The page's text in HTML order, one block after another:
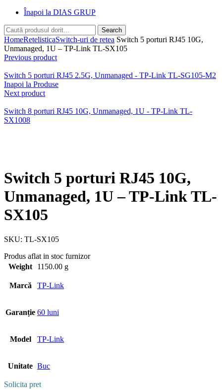
Înapoi la DIAS GRUP
Search
HomeRetelisticaSwitch-uri de retea Switch 5 porturi RJ45 10G,
Unmanaged, 1U – TP-Link TL-SX105
Previous product
Switch 5 porturi RJ45 2.5G, Unmanaged - TP-Link TL-SG105-M2
Inapoi la Produse
Next product
Switch 8 porturi RJ45 10G, Unmanaged, 1U - TP-Link TL-
SX1008
Switch 5 porturi RJ45 10G,
Unmanaged, 1U – TP-Link TL-
SX105
SKU: TL-SX105
Produs aflat in stoc furnizor
Weight
1150.00 g
Marcă TP-Link
Garanție 60 luni
Model TP-Link
Unitate Buc
Solicita pret